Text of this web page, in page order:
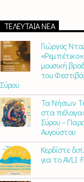
ΤΕΛΕΥΤΑΊΑ ΝΈΑ
Γιώργος
μουσική
του
Σύρου
Τα Νήσων
στα
Σύρου –
Αυγούστου
Κερδίστε
για το AVLI